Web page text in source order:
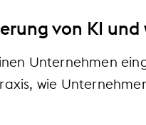
von KI
Unternehmen
wie